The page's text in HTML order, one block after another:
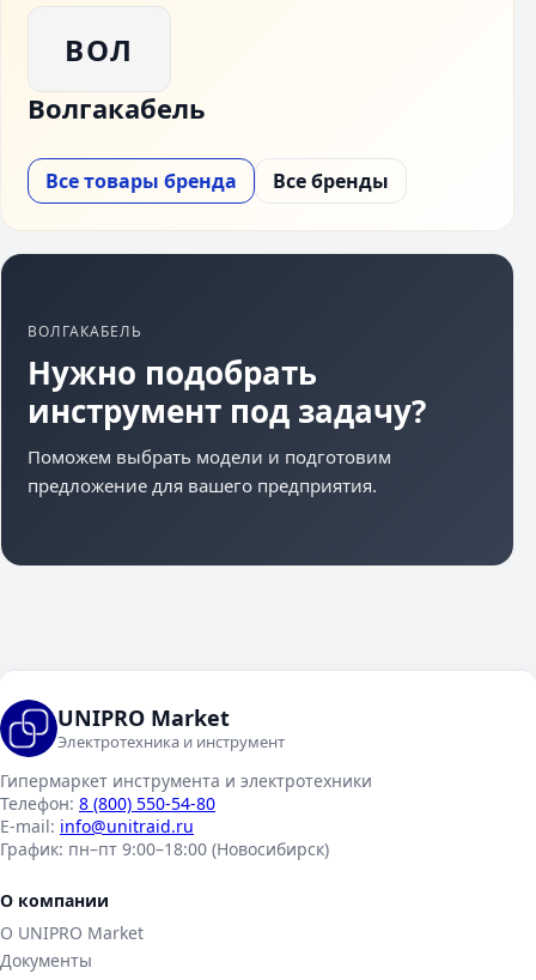
ВОЛ
Волгакабель
Все товары бренда Все бренды
ВОЛГАКАБЕЛЬ
Нужно подобрать
инструмент под задачу?
Поможем выбрать модели и подготовим
предложение для вашего предприятия.
UNIPRO Market
Электротехника и инструмент
Гипермаркет инструмента и электротехники
Телефон: 8 (800) 550-54-80
E-mail: info@unitraid.ru
График: пн–пт 9:00–18:00 (Новосибирск)
О компании
О UNIPRO Market
Документы